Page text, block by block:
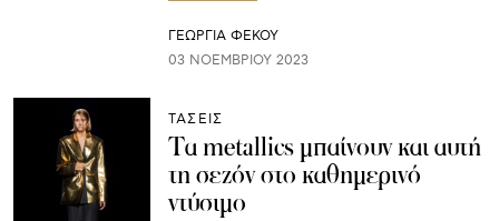
ΓΕΩΡΓΙΑ ΦΕΚΟΥ
03 ΝΟΕΜΒΡΊΟΥ 2023
ΤΑΣΕΙΣ
Τα metallics μπαίνουν και αυτή
τη σεζόν στο καθημερινό
ντύσιμο